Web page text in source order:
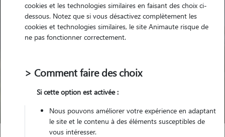
Pour quel animal ?
Trouver mon Pet Sitter
cookies et les technologies similaires en faisant des choix ci-
dessous. Notez que si vous désactivez complètement les
cookies et technologies similaires, le site Animaute risque de
ne pas fonctionner correctement.
> Comment faire des choix
Si cette option est activée :
Nous pouvons améliorer votre expérience en adaptant
le site et le contenu à des éléments susceptibles de
vous intéresser.